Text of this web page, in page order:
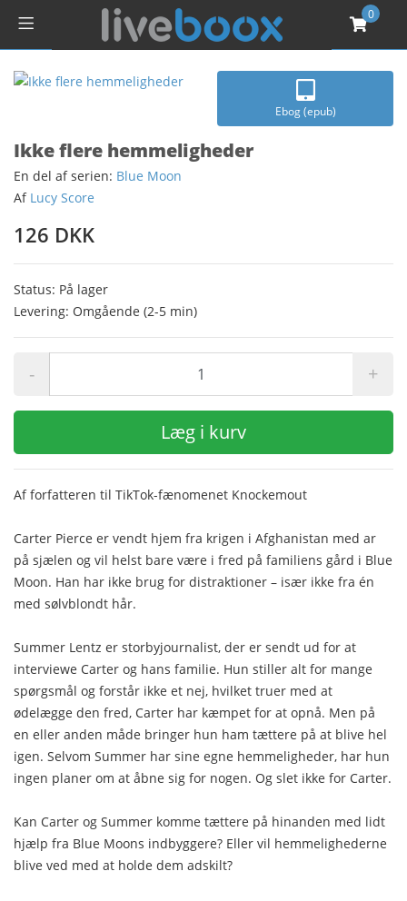
0
Ebog (epub)
Ikke flere hemmeligheder
En del af serien: Blue Moon
Af Lucy Score
126 DKK
Status: På lager
Levering: Omgående (2-5 min)
- +
Læg i kurv
Af forfatteren til TikTok-fænomenet Knockemout
Carter Pierce er vendt hjem fra krigen i Afghanistan med ar
på sjælen og vil helst bare være i fred på familiens gård i Blue
Moon. Han har ikke brug for distraktioner – især ikke fra én
med sølvblondt hår.
Summer Lentz er storbyjournalist, der er sendt ud for at
interviewe Carter og hans familie. Hun stiller alt for mange
spørgsmål og forstår ikke et nej, hvilket truer med at
ødelægge den fred, Carter har kæmpet for at opnå. Men på
en eller anden måde bringer hun ham tættere på at blive hel
igen. Selvom Summer har sine egne hemmeligheder, har hun
ingen planer om at åbne sig for nogen. Og slet ikke for Carter.
Kan Carter og Summer komme tættere på hinanden med lidt
hjælp fra Blue Moons indbyggere? Eller vil hemmelighederne
blive ved med at holde dem adskilt?